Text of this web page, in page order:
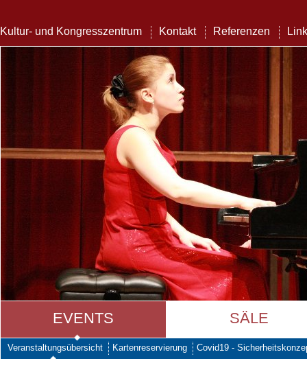
Kultur- und Kongresszentrum Kontakt Referenzen
EVENTS SÄLE
Veranstaltungsübersicht Kartenreservierung Covid19 -